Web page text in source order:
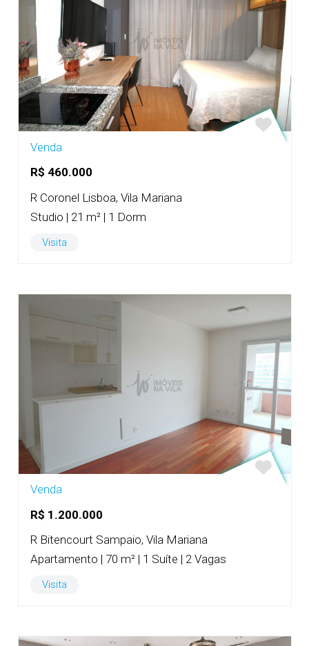
Venda
R$ 460.000
R Coronel Lisboa, Vila Mariana
Studio | 21 m² | 1 Dorm
Visita
Venda
R$ 1.200.000
R Bitencourt Sampaio, Vila Mariana
Apartamento | 70 m² | 1 Suíte | 2 Vagas
Visita